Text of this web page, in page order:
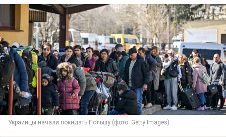
Украинцы начали покидать Польшу (фото: Getty Images)